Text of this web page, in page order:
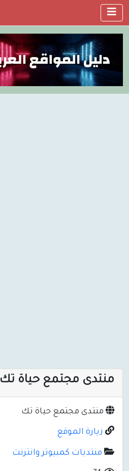
منتدى مجتمع حياة تك
منتدى مجتمع حياة تك
زيارة الموقع
منتديات كمبيوتر وانترنت